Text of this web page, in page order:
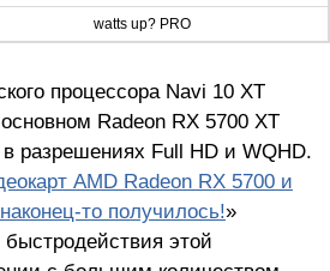
watts up? PRO
процессора Navi 10 XT
Radeon RX 5700 XT
разрешениях Full HD и WQHD.
AMD Radeon RX 5700 и
то получилось!»
этой